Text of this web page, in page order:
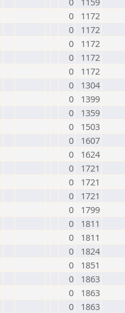
0
1172
0
1172
0
1172
0
1172
0
1172
0
1304
0
1399
0
1359
0
1503
0
1607
0
1624
0
1721
0
1721
0
1721
0
1799
0
1811
0
1811
0
1824
0
1851
0
1863
0
1863
0
1863